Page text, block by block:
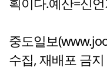
획이다.예산=신
중도일보
수집, 재배포 금지